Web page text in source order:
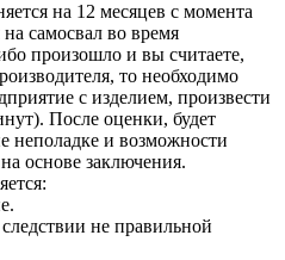
на 12 месяцев с момента
самосвал во время
произошло и вы считаете,
то необходимо
с изделием, произвести
После оценки, будет
неполадке и возможности
основе заключения.
не правильной